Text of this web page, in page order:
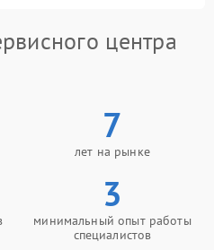
центра
7
лет на рынке
3
минимальный опыт работы
специалистов